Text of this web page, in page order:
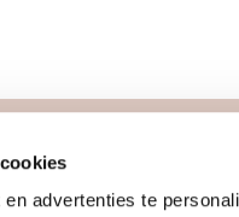
advertenties te
team